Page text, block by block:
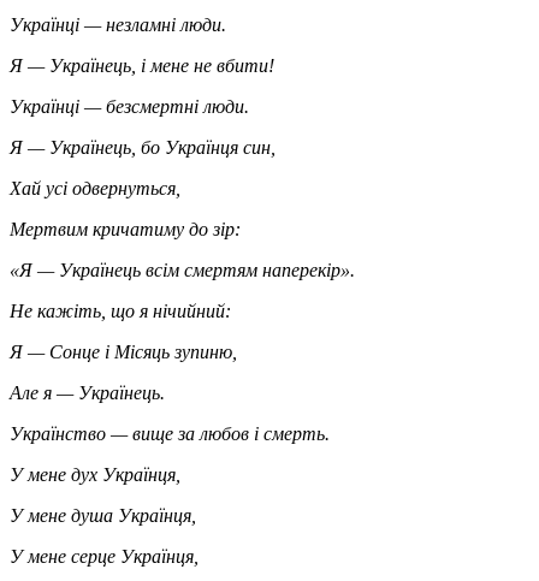
Українці — незламні люди.
Я — Українець, і мене не вбити!
Українці — безсмертні люди.
Я — Українець, бо Українця син,
Хай усі одвернуться,
Мертвим кричатиму до зір:
«Я — Українець всім смертям наперекір».
Не кажіть, що я нічийний:
Я — Сонце і Місяць зупиню,
Але я — Українець.
Українство — вище за любов і смерть.
У мене дух Українця,
У мене душа Українця,
У мене серце Українця,